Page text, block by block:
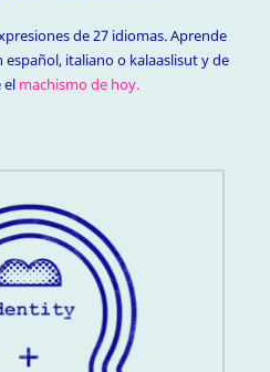
de 27 idiomas. Aprende
español, italiano o kalaaslisut y de
el machismo de hoy.